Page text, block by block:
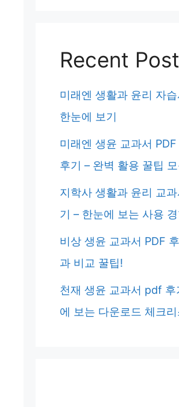
Recent
미래엔 생활과 윤리 자
한눈에 보기
미래엔 생윤 교과서 PDF
후기 – 완벽 활용 꿀팁
지학사 생활과 윤리 교
기 – 한눈에 보는 사용 경
비상 생윤 교과서 PDF
과 비교 꿀팁!
천재 생윤 교과서 pdf 후
에 보는 다운로드 체크리